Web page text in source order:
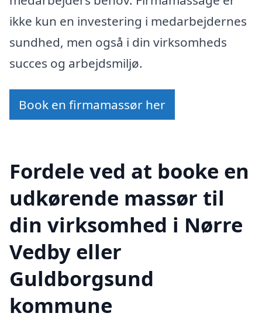
ikke kun en investering i medarbejdernes
sundhed, men også i din virksomheds
succes og arbejdsmiljø.
Book en firmamassør her
Fordele ved at booke en
udkørende massør til
din virksomhed i Nørre
Vedby eller
Guldborgsund
kommune